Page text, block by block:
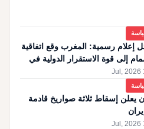
إعلام رسمية: المغرب وقع اتفاقية
إلى قوة الاستقرار الدولية في
يعلن إسقاط ثلاثة صواريخ قادمة